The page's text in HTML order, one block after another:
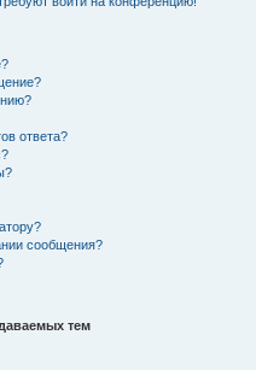
ответа?
сообщения?
тем